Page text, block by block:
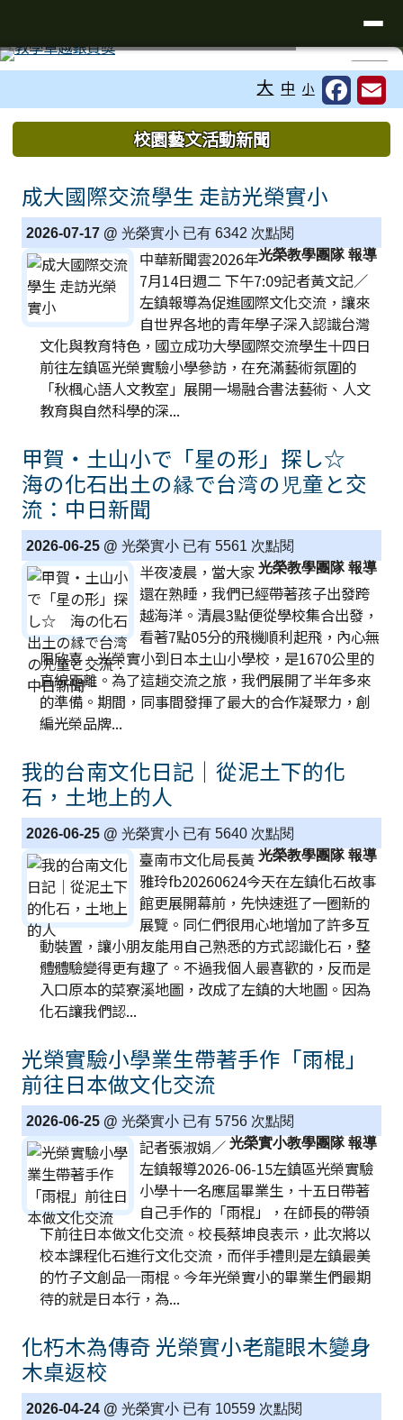
⏸
大 中 小
上中區域內容校園藝文活動新聞
成大國際交流學生 走訪光榮實小
2026-07-17 @ 光榮實小 已有 6342 次點閱
光榮教學團隊 報導
中華新聞雲2026年
7月14日週二 下午7:09記者黃文記／
左鎮報導為促進國際文化交流，讓來
自世界各地的青年學子深入認識台灣
文化與教育特色，國立成功大學國際交流學生十四日
前往左鎮區光榮實驗小學參訪，在充滿藝術氛圍的
「秋楓心語人文教室」展開一場融合書法藝術、人文
教育與自然科學的深...
甲賀・土山小で「星の形」探し☆
海の化石出土の縁で台湾の児童と交
流：中日新聞
2026-06-25 @ 光榮實小 已有 5561 次點閱
光榮教學團隊 報導
半夜凌晨，當大家
還在熟睡，我們已經帶著孩子出發跨
越海洋。清晨3點便從學校集合出發，
看著7點05分的飛機順利起飛，內心無
限欣喜。光榮實小到日本土山小學校，是1670公里的
直線距離。為了這趟交流之旅，我們展開了半年多來
的準備。期間，同事間發揮了最大的合作凝聚力，創
編光榮品牌...
我的台南文化日記｜從泥土下的化
石，土地上的人
2026-06-25 @ 光榮實小 已有 5640 次點閱
光榮教學團隊 報導
臺南巿文化局長黃
雅玲fb20260624今天在左鎮化石故事
館更展開幕前，先快速逛了一圈新的
展覽。同仁們很用心地增加了許多互
動裝置，讓小朋友能用自己熟悉的方式認識化石，整
體體驗變得更有趣了。不過我個人最喜歡的，反而是
入口原本的菜寮溪地圖，改成了左鎮的大地圖。因為
化石讓我們認...
光榮實驗小學業生帶著手作「雨棍」
前往日本做文化交流
2026-06-25 @ 光榮實小 已有 5756 次點閱
光榮實小教學團隊 報導
記者張淑娟／
左鎮報導2026-06-15左鎮區光榮實驗
小學十一名應屆畢業生，十五日帶著
自己手作的「雨棍」，在師長的帶領
下前往日本做文化交流。校長蔡坤良表示，此次將以
校本課程化石進行文化交流，而伴手禮則是左鎮最美
的竹子文創品─雨棍。今年光榮實小的畢業生們最期
待的就是日本行，為...
化朽木為傳奇 光榮實小老龍眼木變身
木桌返校
2026-04-24 @ 光榮實小 已有 10559 次點閱
頁尾區域